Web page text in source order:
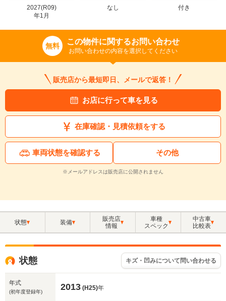
2027(R09)
年1 月
なし
付き
無料 この物件に関するお問い合わせ
お問い合わせの内容を選択してください
販売店から最短即日、メールで返答！
お店に行って車を見る
在庫確認・見積依頼をする
車両状態を確認する その他
※メールアドレスは販売店に公開されません
状態 装備
販売店
情報
車種
スペック
中古車
比較表
状態 キズ・凹みについて問い合わせる
年式
(初年度登録年) 2013 (H25)年